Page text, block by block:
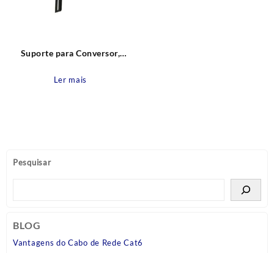
Pesquisar
BLOG
Vantagens do Cabo de Rede Cat6
Suporte para Conversor,
PQST-3000C Proeletronic
Ler mais